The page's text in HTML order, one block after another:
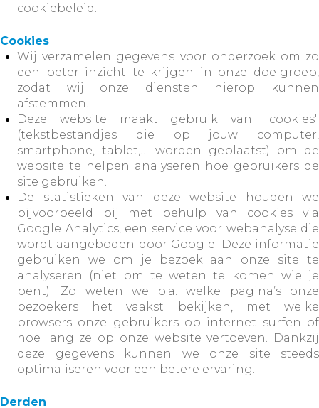
cookiebeleid.
Cookies
Wij verzamelen gegevens voor onderzoek om zo
een beter inzicht te krijgen in onze doelgroep,
zodat wij onze diensten hierop kunnen
afstemmen.
Deze website maakt gebruik van "cookies"
(tekstbestandjes die op jouw computer,
smartphone, tablet,… worden geplaatst) om de
website te helpen analyseren hoe gebruikers de
site gebruiken.
De statistieken van deze website houden we
bijvoorbeeld bij met behulp van cookies via
Google Analytics, een service voor webanalyse die
wordt aangeboden door Google. Deze informatie
gebruiken we om je bezoek aan onze site te
analyseren (niet om te weten te komen wie je
bent). Zo weten we o.a. welke pagina’s onze
bezoekers het vaakst bekijken, met welke
browsers onze gebruikers op internet surfen of
hoe lang ze op onze website vertoeven. Dankzij
deze gegevens kunnen we onze site steeds
optimaliseren voor een betere ervaring.
Derden